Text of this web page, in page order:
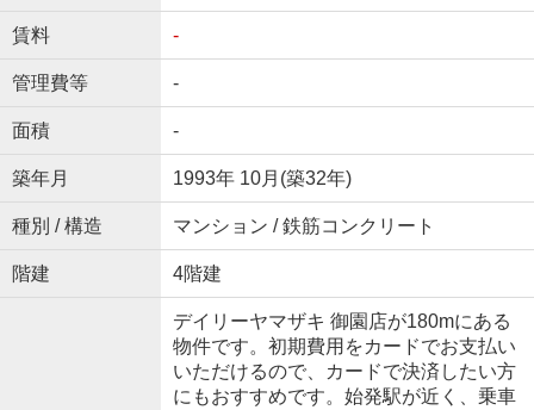
賃料 -
管理費等 -
面積 -
築年月 1993年 10月(築32年)
種別 / 構造 マンション / 鉄筋コンクリート
階建 4階建
デイリーヤマザキ 御園店が180mにある
物件です。初期費用をカードでお支払い
いただけるので、カードで決済したい方
にもおすすめです。始発駅が近く、乗車